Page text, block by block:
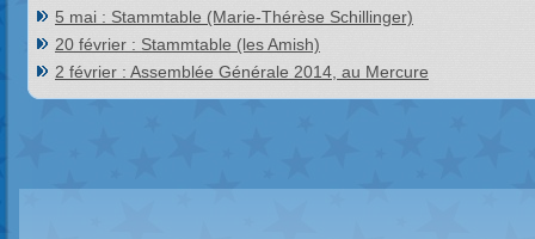
5 mai : Stammtable (Marie-Thérèse Schillinger)
20 février : Stammtable (les Amish)
2 février : Assemblée Générale 2014, au Mercure